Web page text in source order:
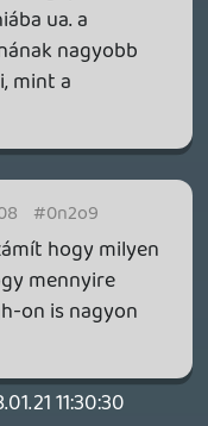
mint
lehet